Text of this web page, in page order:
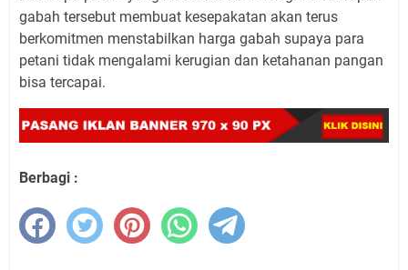
gabah tersebut membuat kesepakatan akan terus
berkomitmen menstabilkan harga gabah supaya para
petani tidak mengalami kerugian dan ketahanan pangan
bisa tercapai.
Berbagi :